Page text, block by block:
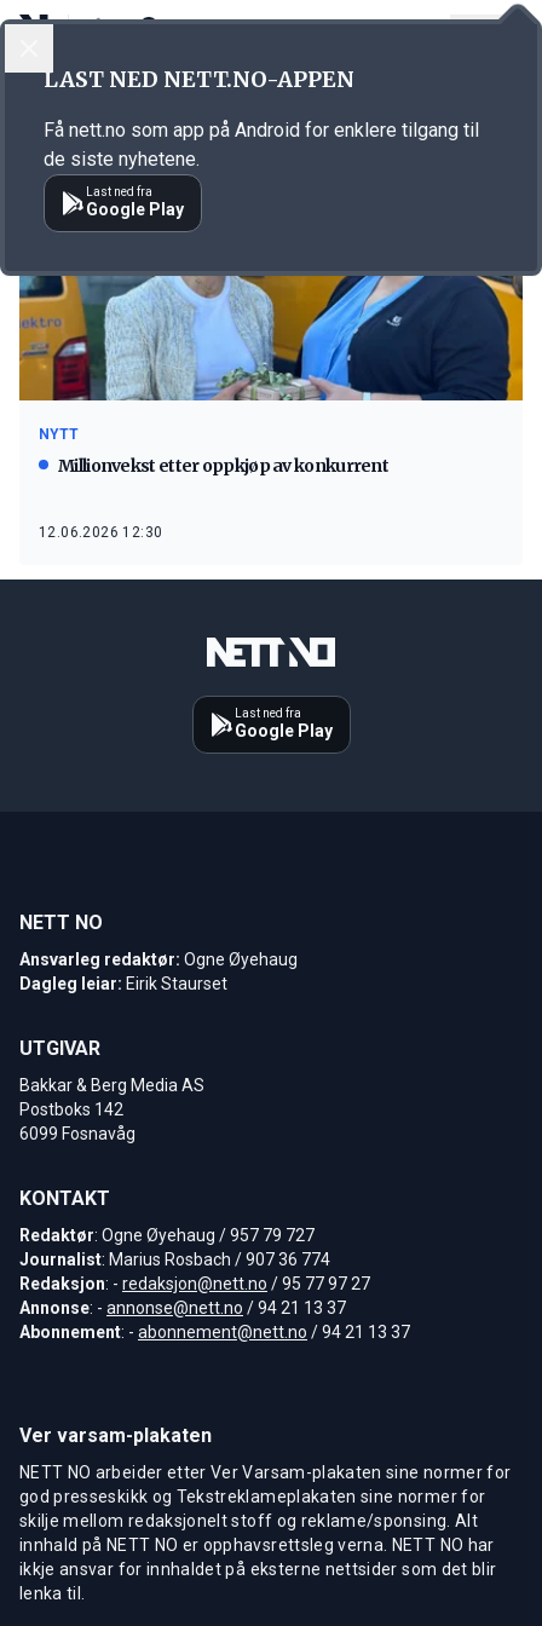
Emne: Arvid Gjerde
NYTT
Millionvekst etter oppkjøp av konkurrent
12.06.2026 12:30
Last ned fra
Google Play
NETT NO
Ansvarleg redaktør: Ogne Øyehaug
Dagleg leiar: Eirik Staurset
UTGIVAR
Bakkar & Berg Media AS
Postboks 142
6099 Fosnavåg
KONTAKT
Redaktør: Ogne Øyehaug / 957 79 727
Journalist: Marius Rosbach / 907 36 774
Redaksjon: - redaksjon@nett.no / 95 77 97 27
Annonse: - annonse@nett.no / 94 21 13 37
Abonnement: - abonnement@nett.no / 94 21 13 37
Ver varsam-plakaten
NETT NO arbeider etter Ver Varsam-plakaten sine normer for
god presseskikk og Tekstreklameplakaten sine normer for
skilje mellom redaksjonelt stoff og reklame/sponsing. Alt
innhald på NETT NO er opphavsrettsleg verna. NETT NO har
ikkje ansvar for innhaldet på eksterne nettsider som det blir
lenka til.
LAST NED NETT.NO-APPEN
Få nett.no som app på Android for enklere tilgang til
de siste nyhetene.
Last ned fra
Google Play